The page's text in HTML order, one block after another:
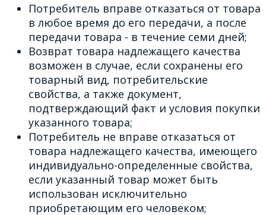
Потребитель вправе отказаться от товара
в любое время до его передачи, а после
передачи товара - в течение семи дней;
Возврат товара надлежащего качества
возможен в случае, если сохранены его
товарный вид, потребительские
свойства, а также документ,
подтверждающий факт и условия покупки
указанного товара;
Потребитель не вправе отказаться от
товара надлежащего качества, имеющего
индивидуально-определенные свойства,
если указанный товар может быть
использован исключительно
приобретающим его человеком;